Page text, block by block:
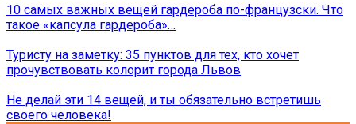
10 самых важных вещей гардероба по-французски. Что
такое «капсула гардероба»…
Туристу на заметку: 35 пунктов для тех, кто хочет
прочувствовать колорит города Львов
Не делай эти 14 вещей, и ты обязательно встретишь
своего человека!